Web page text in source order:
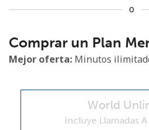
No
Mínimo 8 caracteres
Una letra mayúscula y una
Un número
o
Comprar un Plan
Mejor oferta: Minutos
World
Incluye Llamadas